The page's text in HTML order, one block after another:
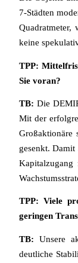
7-Städten
Quadratmeter,
keine
TPP:
Sie voran?
TB:Die
Mit der
Großaktionäre
gesenkt.
TPP: Viele
geringen
TB: Unsere
deutliche